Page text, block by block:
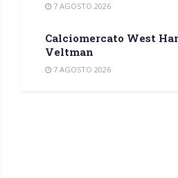
7 AGOSTO 2026
Calciomercato West
Veltman
7 AGOSTO 2026